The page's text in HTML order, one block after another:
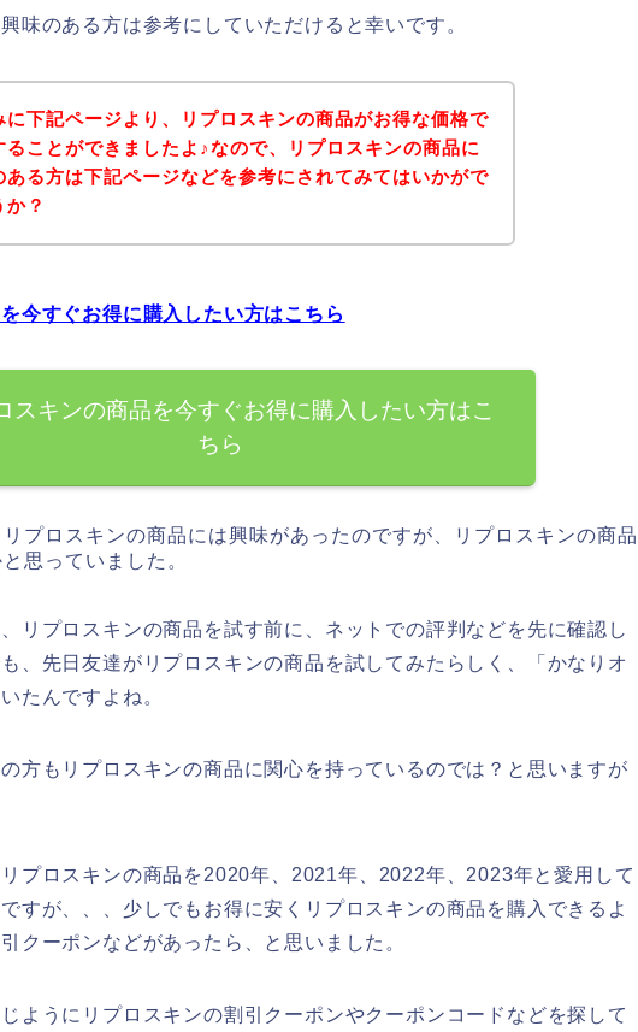
味のある方は参考にしていただけると幸いです。
に下記ページより、リプロスキンの商品がお得な価格で
ることができましたよ♪なので、リプロスキンの商品に
ある方は下記ページなどを参考にされてみてはいかがで
か？
今すぐお得に購入したい方はこちら
スキンの商品を今すぐお得に購入したい方はこ
ちら
プロスキンの商品には興味があったのですが、リプロスキンの商品
思っていました。
リプロスキンの商品を試す前に、ネットでの評判などを先に確認し
、先日友達がリプロスキンの商品を試してみたらしく、「かなりオ
たんですよね。
方もリプロスキンの商品に関心を持っているのでは？と思いますが
プロスキンの商品を2020年、2021年、2022年、2023年と愛用して
すが、、、少しでもお得に安くリプロスキンの商品を購入できるよ
クーポンなどがあったら、と思いました。
ようにリプロスキンの割引クーポンやクーポンコードなどを探して